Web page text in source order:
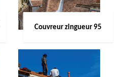
Couvreur zingueur 95